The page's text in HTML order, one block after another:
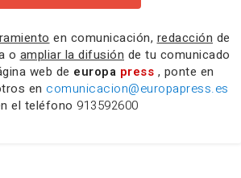
en comunicación, redacción de
o ampliar la difusión de tu comunicado
web de europa press , ponte en
en comunicacion@europapress.es
el teléfono 913592600